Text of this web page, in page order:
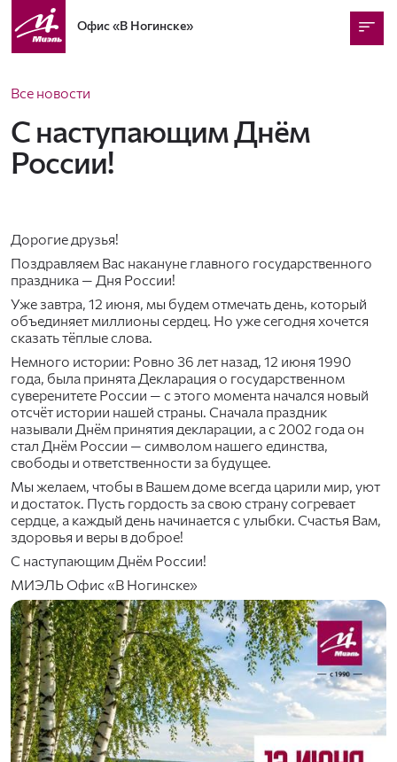
Офис«В Ногинске»
Все новости
С наступающим Днём
России!
Дорогие друзья!
Поздравляем Вас накануне главного государственного
праздника — Дня России!
Уже завтра, 12 июня, мы будем отмечать день, который
объединяет миллионы сердец. Но уже сегодня хочется
сказать тёплые слова.
Немного истории: Ровно 36 лет назад, 12 июня 1990
года, была принята Декларация о государственном
суверенитете России — с этого момента начался новый
отсчёт истории нашей страны. Сначала праздник
называли Днём принятия декларации, а с 2002 года он
стал Днём России — символом нашего единства,
свободы и ответственности за будущее.
Мы желаем, чтобы в Вашем доме всегда царили мир, уют
и достаток. Пусть гордость за свою страну согревает
сердце, а каждый день начинается с улыбки. Счастья Вам,
здоровья и веры в доброе!
С наступающим Днём России!
МИЭЛЬ Офис «В Ногинске»